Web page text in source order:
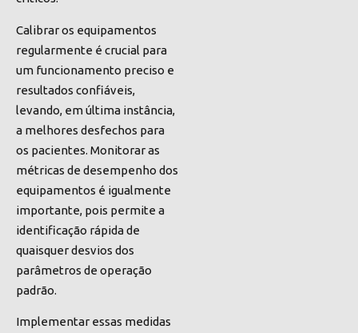
Calibrar os equipamentos
regularmente é crucial para
um funcionamento preciso e
resultados confiáveis,
levando, em última instância,
a melhores desfechos para
os pacientes. Monitorar as
métricas de desempenho dos
equipamentos é igualmente
importante, pois permite a
identificação rápida de
quaisquer desvios dos
parâmetros de operação
padrão.
Implementar essas medidas